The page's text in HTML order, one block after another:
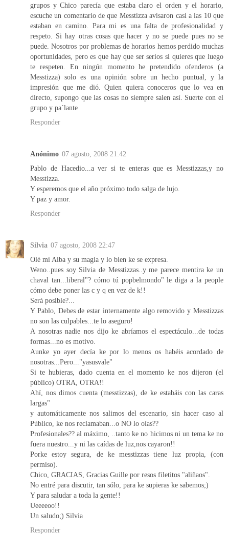
grupos y Chico parecía que estaba claro el orden y el horario,
escuche un comentario de que Messtizza avisaron casi a las 10 que
estaban en camino. Para mi es una falta de profesionalidad y
respeto. Si hay otras cosas que hacer y no se puede pues no se
puede. Nosotros por problemas de horarios hemos perdido muchas
oportunidades, pero es que hay que ser serios si quieres que luego
te respeten. En ningún momento he pretendido ofenderos (a
Messtizza) solo es una opinión sobre un hecho puntual, y la
impresión que me dió. Quien quiera conoceros que lo vea en
directo, supongo que las cosas no siempre salen así. Suerte con el
grupo y pa´lante
Responder
Anónimo 07 agosto, 2008 21:42
Pablo de Hacedio...a ver si te enteras que es Messtizzas,y no
Messtizza.
Y esperemos que el año próximo todo salga de lujo.
Y paz y amor.
Responder
Silvia 07 agosto, 2008 22:47
Olé mi Alba y su magia y lo bien ke se expresa.
Weno..pues soy Silvia de Messtizzas..y me parece mentira ke un
chaval tan...liberal"? cómo tú popbelmondo" le diga a la people
cómo debe poner las c y q en vez de k!!
Será posible?...
Y Pablo, Debes de estar internamente algo removido y Messtizzas
no son las culpables...te lo aseguro!
A nosotras nadie nos dijo ke abríamos el espectáculo...de todas
formas...no es motivo.
Aunke yo ayer decía ke por lo menos os habéis acordado de
nosotras...Pero..."yasusvale"
Si te hubieras, dado cuenta en el momento ke nos dijeron (el
público) OTRA, OTRA!!
Ahí, nos dimos cuenta (messtizzas), de ke estabáis con las caras
largas"
y automáticamente nos salimos del escenario, sin hacer caso al
Público, ke nos reclamaban...o NO lo oías??
Profesionales?? al máximo, ..tanto ke no hicimos ni un tema ke no
fuera nuestro...y ni las caídas de luz,nos cayaron!!
Porke estoy segura, de ke messtizzas tiene luz propia, (con
permiso).
Chico, GRACIAS, Gracias Guille por resos filetitos "aliñaos".
No entré para discutir, tan sólo, para ke supieras ke sabemos;)
Y para saludar a toda la gente!!
Ueeeeoo!!
Un saludo;) Silvia
Responder